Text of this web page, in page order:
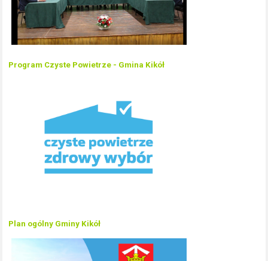
Program Czyste Powietrze - Gmina Kikół
Plan ogólny Gminy Kikół